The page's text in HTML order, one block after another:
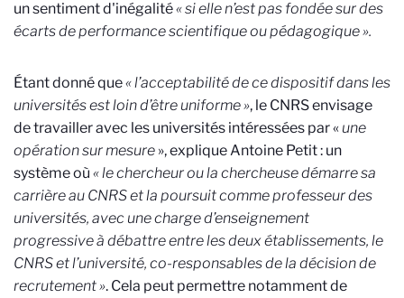
un sentiment d'inégalité« si elle n’est pas fondée sur des
écarts de performance scientifique ou pédagogique ».
Étant donné que« l’acceptabilité de ce dispositif dans les
universités est loin d’être uniforme », le CNRS envisage
de travailler avec les universités intéressées par « une
opération sur mesure », explique Antoine Petit : un
système où « le chercheur ou la chercheuse démarre sa
carrière au CNRS et la poursuit comme professeur des
universités, avec une charge d’enseignement
progressive à débattre entre les deux établissements, le
CNRS et l’université, co-responsables de la décision de
recrutement ». Cela peut permettre notamment de